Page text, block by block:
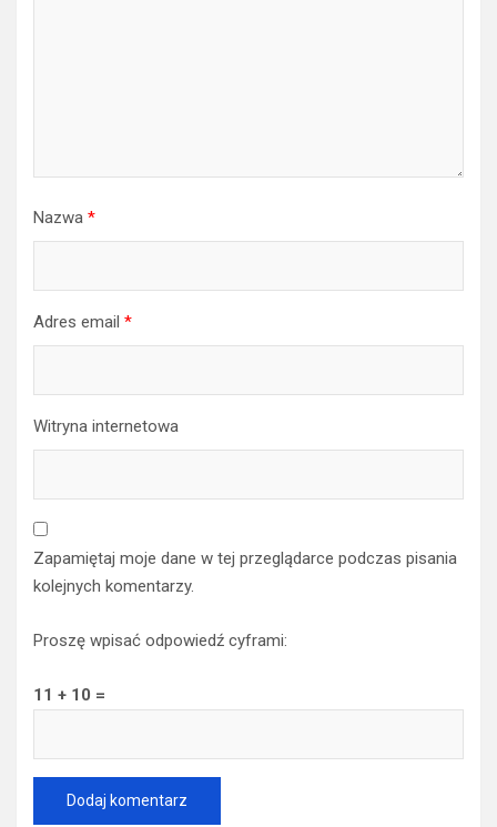
Nazwa *
Adres email *
Witryna internetowa
Zapamiętaj moje dane w tej przeglądarce podczas pisania
kolejnych komentarzy.
Proszę wpisać odpowiedź cyframi:
11 + 10 =